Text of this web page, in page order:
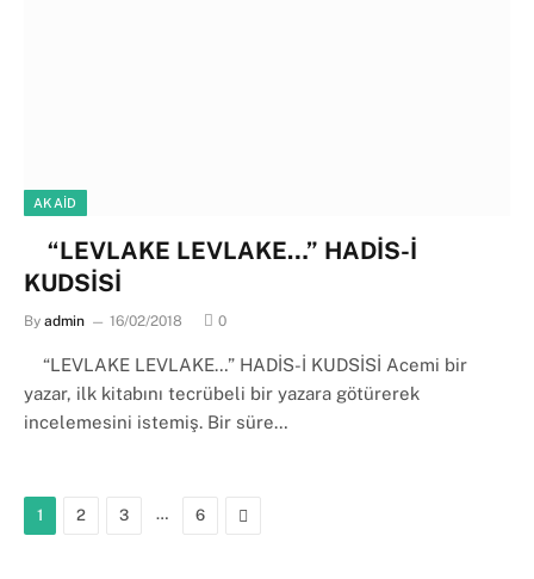
AKAID
“LEVLAKE LEVLAKE…” HADİS-İ
KUDSİSİ
By admin 16/02/2018 0
“LEVLAKE LEVLAKE…” HADİS-İ KUDSİSİ Acemi bir
yazar, ilk kitabını tecrübeli bir yazara götürerek
incelemesini istemiş. Bir süre…
1 2 3 … 6 Next